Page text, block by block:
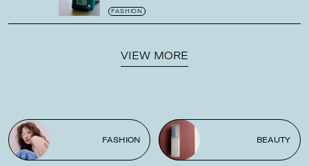
がガシガシ使えて最高です
FASHION
VIEW MORE
FASHION BEAUTY